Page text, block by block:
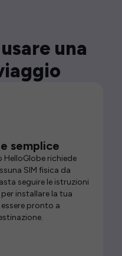
una
semplice
HelloGlobe richiede
SIM fisica da
seguire le istruzioni
installare la tua
pronto a